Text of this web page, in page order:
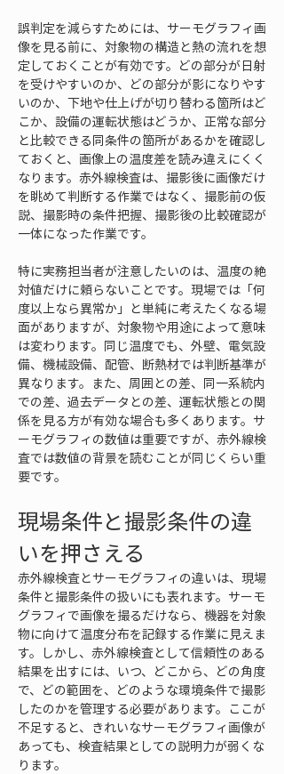
誤判定を減らすためには、サーモグラフィ画
像を見る前に、対象物の構造と熱の流れを想
定しておくことが有効です。どの部分が日射
を受けやすいのか、どの部分が影になりやす
いのか、下地や仕上げが切り替わる箇所はど
こか、設備の運転状態はどうか、正常な部分
と比較できる同条件の箇所があるかを確認し
ておくと、画像上の温度差を読み違えにくく
なります。赤外線検査は、撮影後に画像だけ
を眺めて判断する作業ではなく、撮影前の仮
説、撮影時の条件把握、撮影後の比較確認が
一体になった作業です。
特に実務担当者が注意したいのは、温度の絶
対値だけに頼らないことです。現場では「何
度以上なら異常か」と単純に考えたくなる場
面がありますが、対象物や用途によって意味
は変わります。同じ温度でも、外壁、電気設
備、機械設備、配管、断熱材では判断基準が
異なります。また、周囲との差、同一系統内
での差、過去データとの差、運転状態との関
係を見る方が有効な場合も多くあります。サ
ーモグラフィの数値は重要ですが、赤外線検
査では数値の背景を読むことが同じくらい重
要です。
現場条件と撮影条件の違
いを押さえる
赤外線検査とサーモグラフィの違いは、現場
条件と撮影条件の扱いにも表れます。サーモ
グラフィで画像を撮るだけなら、機器を対象
物に向けて温度分布を記録する作業に見えま
す。しかし、赤外線検査として信頼性のある
結果を出すには、いつ、どこから、どの角度
で、どの範囲を、どのような環境条件で撮影
したのかを管理する必要があります。ここが
不足すると、きれいなサーモグラフィ画像が
あっても、検査結果としての説明力が弱くな
ります。